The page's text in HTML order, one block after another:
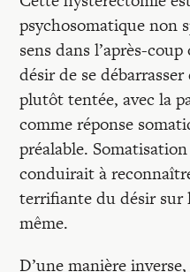
psychosomatique non
sens dans l’après-
désir de se débarrasser
plutôt tentée, avec la
comme réponse
préalable.
conduirait à
terrifiante du désir sur
même.
D’une manière